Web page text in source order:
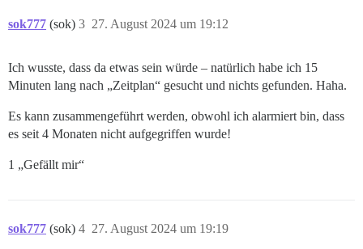
sok777 (sok) 27. August 2024 um 19:12
3
Ich wusste, dass da etwas sein würde – natürlich habe ich 15
Minuten lang nach „Zeitplan“ gesucht und nichts gefunden. Haha.
Es kann zusammengeführt werden, obwohl ich alarmiert bin, dass
es seit 4 Monaten nicht aufgegriffen wurde!
1 „Gefällt mir“
sok777 (sok) 27. August 2024 um 19:19
4